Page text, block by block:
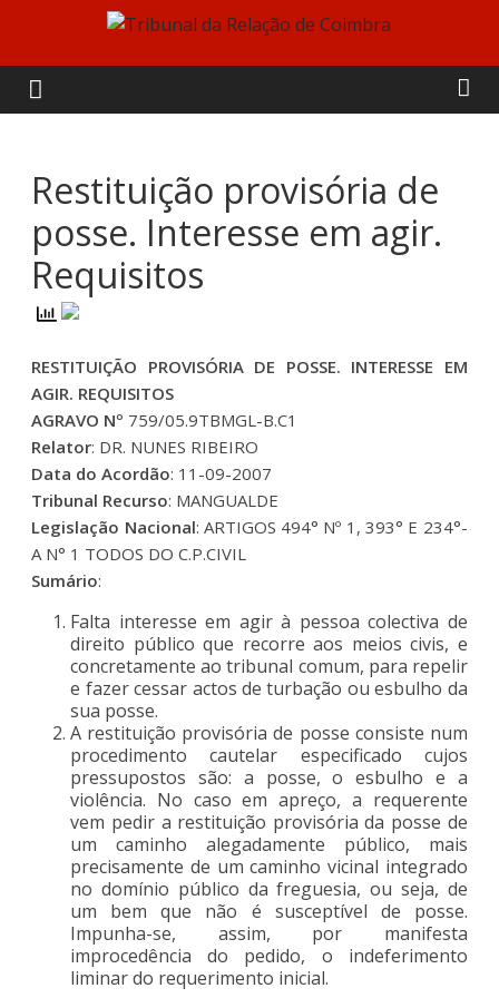
content
Tribunal
da
Relação
de
Coimbra
Restituição provisória de
posse. Interesse em agir.
Requisitos
RESTITUIÇÃO PROVISÓRIA DE POSSE. INTERESSE EM
AGIR. REQUISITOS
AGRAVO Nº 759/05.9TBMGL-B.C1
Relator: DR. NUNES RIBEIRO
Data do Acordão: 11-09-2007
Tribunal Recurso: MANGUALDE
Legislação Nacional: ARTIGOS 494° Nº 1, 393° E 234°-
A N° 1 TODOS DO C.P.CIVIL
Sumário:
Falta interesse em agir à pessoa colectiva de
direito público que recorre aos meios civis, e
concretamente ao tribunal comum, para repelir
e fazer cessar actos de turbação ou esbulho da
sua posse.
A restituição provisória de posse consiste num
procedimento cautelar especificado cujos
pressupostos são: a posse, o esbulho e a
violência. No caso em apreço, a requerente
vem pedir a restituição provisória da posse de
um caminho alegadamente público, mais
precisamente de um caminho vicinal integrado
no domínio público da freguesia, ou seja, de
um bem que não é susceptível de posse.
Impunha-se, assim, por manifesta
improcedência do pedido, o indeferimento
liminar do requerimento inicial.